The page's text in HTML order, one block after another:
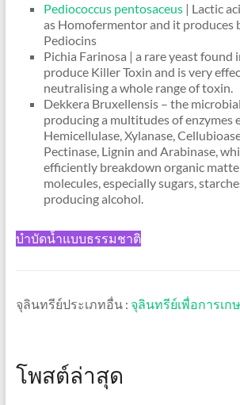
Pediococcus pentosaceus| Lactic
as Homofermentor and it produces
Pediocins
Pichia Farinosa | a rare yeast found
produce Killer Toxin and is very
neutralising a whole range of toxin.
Dekkera Bruxellensis – the
producing a multitudes of enzymes
Hemicellulase, Xylanase,
Pectinase, Lignin and Arabinase,
efficiently breakdown organic
molecules, especially sugars,
producing alcohol.
บำบัดน้ำแบบธรรมชาติ
จุลินทรีย์ประเภทอื่น : จุลินทรีย์เพื่อการเก
โพสต์ล่าสุด